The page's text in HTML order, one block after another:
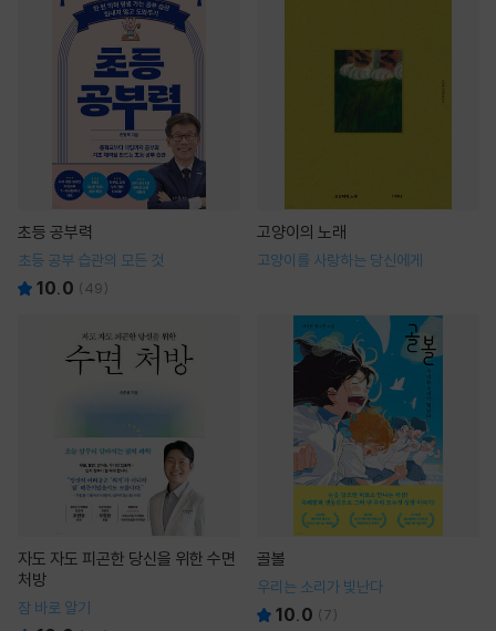
초등 공부력
초등 공부 습관의 모든 것
10.0 (49)
고양이의 노래
고양이를 사랑하는 당신에게
자도 자도 피곤한 당신을 위한 수면
처방
잠 바로 알기
골볼
우리는 소리가 빛난다
10.0 (7)